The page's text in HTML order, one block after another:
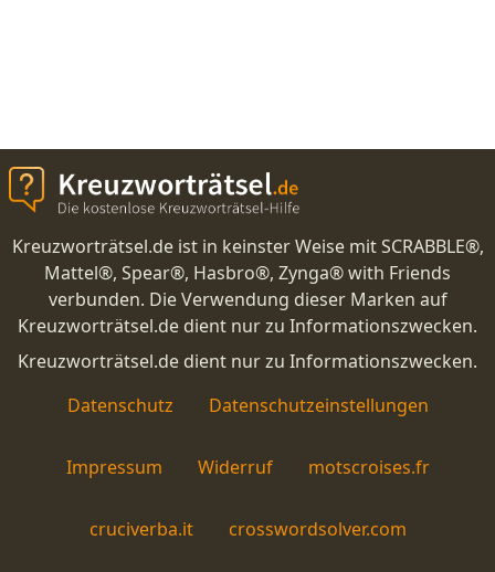
Kreuzworträtsel.de ist in keinster Weise mit SCRABBLE®,
Mattel®, Spear®, Hasbro®, Zynga® with Friends
verbunden. Die Verwendung dieser Marken auf
Kreuzworträtsel.de dient nur zu Informationszwecken.
Kreuzworträtsel.de dient nur zu Informationszwecken.
Datenschutz
Datenschutzeinstellungen
Impressum Widerruf motscroises.fr
cruciverba.it crosswordsolver.com